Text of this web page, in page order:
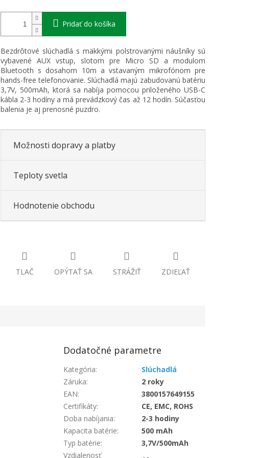
Pridať do košíka
Bezdrôtové slúchadlá s mäkkými polstrovanými náušníky sú
vybavené AUX vstup, slotom pre Micro SD a modulom
Bluetooth s dosahom 10m a vstavaným mikrofónom pre
hands-free telefonovanie. Slúchadlá majú zabudovanú batériu
3,7V, 500mAh, ktorá sa nabíja pomocou priloženého USB-C
kábla 2-3 hodíny a má prevádzkový čas až 12 hodín. Súčasťou
balenia je aj prenosné puzdro.
Možnosti dopravy a platby
Teploty svetla
Hodnotenie obchodu
TLAČ OPÝTAŤ SA STRÁŽIŤ ZDIEĽAŤ
Dodatočné parametre
Kategória:
Slúchadlá
Záruka:
2 roky
EAN:
3800157649155
Certifikáty:
CE, EMC, ROHS
Doba nabíjania:
2-3 hodiny
Kapacita batérie:
500 mAh
Typ batérie:
3,7V/500mAh
Vzdialenosť